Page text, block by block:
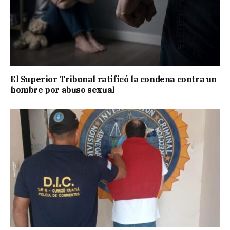
El Superior Tribunal ratificó la condena contra un
hombre por abuso sexual